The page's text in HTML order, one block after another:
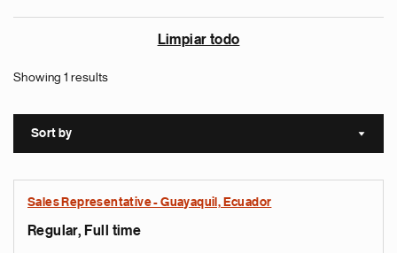
Limpiar todo
Showing 1 results
Sort by Sort
Sales Representative - Guayaquil, Ecuador
Regular, Full time